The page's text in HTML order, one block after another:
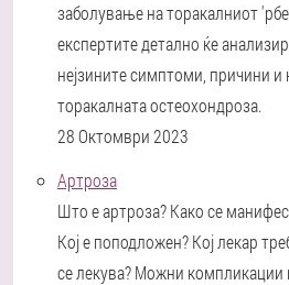
заболување на торакалниот
експертите детално ќе
нејзините симптоми, причини и
торакалната остеохондроза.
28 Октомври 2023
Артроза
Што е артроза? Како се
Кој е поподложен? Кој лекар
се лекува? Можни компликации